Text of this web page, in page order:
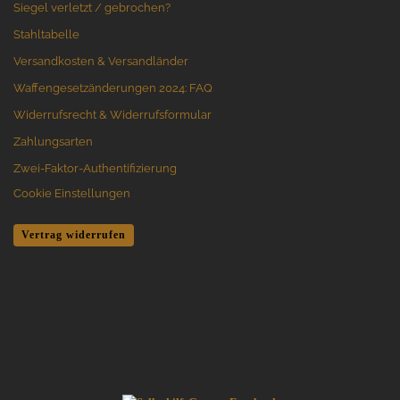
Siegel verletzt / gebrochen?
Stahltabelle
Versandkosten & Versandländer
Waffengesetzänderungen 2024: FAQ
Widerrufsrecht & Widerrufsformular
Zahlungsarten
Zwei-Faktor-Authentifizierung
Cookie Einstellungen
Vertrag widerrufen